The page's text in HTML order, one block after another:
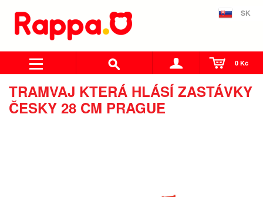
SK
0 Kč
TRAMVAJ KTERÁ HLÁSÍ ZASTÁVKY
ČESKY 28 CM PRAGUE